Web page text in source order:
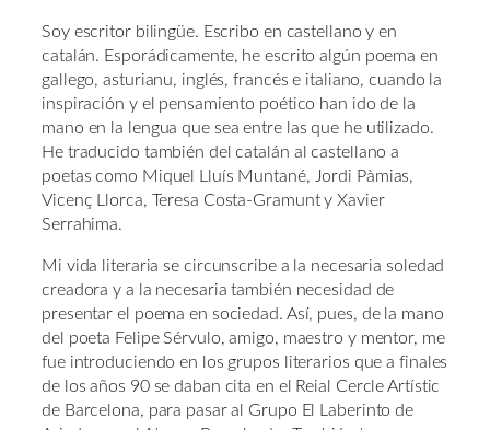
Soy escritor bilingüe. Escribo en castellano y en
catalán. Esporádicamente, he escrito algún poema en
gallego, asturianu, inglés, francés e italiano, cuando la
inspiración y el pensamiento poético han ido de la
mano en la lengua que sea entre las que he utilizado.
He traducido también del catalán al castellano a
poetas como Miquel Lluís Muntané, Jordi Pàmias,
Vicenç Llorca, Teresa Costa-Gramunt y Xavier
Serrahima.
Mi vida literaria se circunscribe a la necesaria soledad
creadora y a la necesaria también necesidad de
presentar el poema en sociedad. Así, pues, de la mano
del poeta Felipe Sérvulo, amigo, maestro y mentor, me
fue introduciendo en los grupos literarios que a finales
de los años 90 se daban cita en el Reial Cercle Artístic
de Barcelona, para pasar al Grupo El Laberinto de